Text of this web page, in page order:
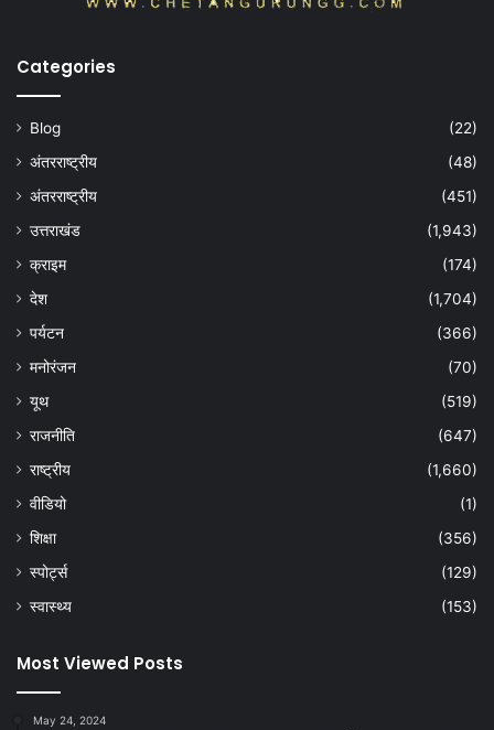
Categories
Blog
(22)
अंतरराष्ट्रीय
(48)
अंतरराष्ट्रीय
(451)
उत्तराखंड
(1,943)
क्राइम
(174)
देश
(1,704)
पर्यटन
(366)
मनोरंजन
(70)
यूथ
(519)
राजनीति
(647)
राष्ट्रीय
(1,660)
वीडियो
(1)
शिक्षा
(356)
स्पोर्ट्स
(129)
स्वास्थ्य
(153)
Most Viewed Posts
May 24, 2024